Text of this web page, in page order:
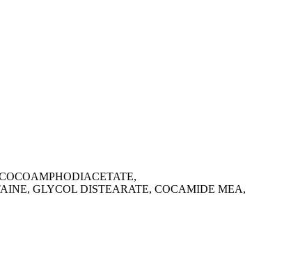
GLYCOL DISTEARATE, COCAMIDE MEA,